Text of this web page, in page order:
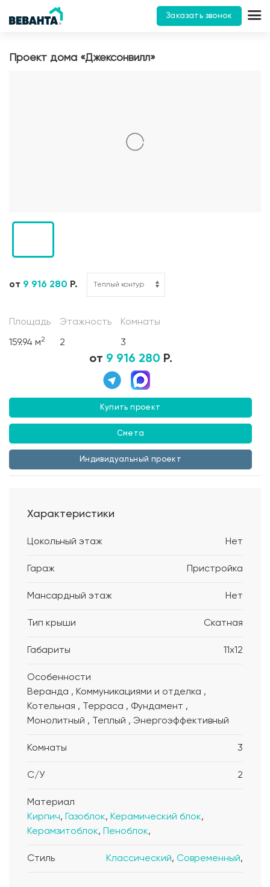
Заказать звонок
Проект дома «Джексонвилл»
от 9 916 280 Р.
Площадь
159.94 м2
Этажность
2
Комнаты
3
от 9 916 280 Р.
Купить проект
Смета
Индивидуальный проект
Характеристики
Цокольный этаж Нет
Гараж Пристройка
Мансардный этаж Нет
Тип крыши Скатная
Габариты 11x12
Особенности
Веранда , Коммуникациями и отделка ,
Котельная , Терраса , Фундамент ,
Монолитный , Теплый , Энергоэффективный
Комнаты 3
С/У 2
Материал
Кирпич, Газоблок, Керамический блок,
Керамзитоблок, Пеноблок,
Стиль Классический, Современный,